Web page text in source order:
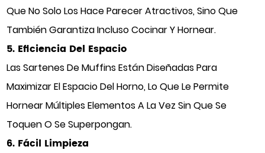
Que No Solo Los Hace Parecer Atractivos, Sino Que
También Garantiza Incluso Cocinar Y Hornear.
5. Eficiencia Del Espacio
Las Sartenes De Muffins Están Diseñadas Para
Maximizar El Espacio Del Horno, Lo Que Le Permite
Hornear Múltiples Elementos A La Vez Sin Que Se
Toquen O Se Superpongan.
6. Fácil Limpieza